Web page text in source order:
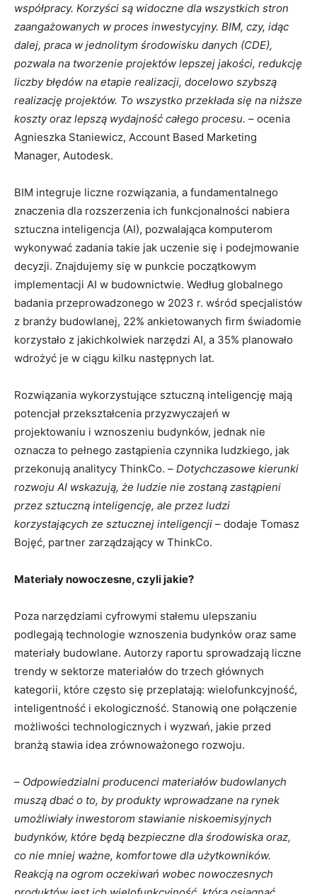
współpracy. Korzyści są widoczne dla wszystkich stron
zaangażowanych w proces inwestycyjny. BIM, czy, idąc
dalej, praca w jednolitym środowisku danych (CDE),
pozwala na tworzenie projektów lepszej jakości, redukcję
liczby błędów na etapie realizacji, docelowo szybszą
realizację projektów. To wszystko przekłada się na niższe
koszty oraz lepszą wydajność całego procesu. – ocenia
Agnieszka Staniewicz, Account Based Marketing
Manager, Autodesk.
BIM integruje liczne rozwiązania, a fundamentalnego
znaczenia dla rozszerzenia ich funkcjonalności nabiera
sztuczna inteligencja (AI), pozwalająca komputerom
wykonywać zadania takie jak uczenie się i podejmowanie
decyzji. Znajdujemy się w punkcie początkowym
implementacji AI w budownictwie. Według globalnego
badania przeprowadzonego w 2023 r. wśród specjalistów
z branży budowlanej, 22% ankietowanych firm świadomie
korzystało z jakichkolwiek narzędzi AI, a 35% planowało
wdrożyć je w ciągu kilku następnych lat.
Rozwiązania wykorzystujące sztuczną inteligencję mają
potencjał przekształcenia przyzwyczajeń w
projektowaniu i wznoszeniu budynków, jednak nie
oznacza to pełnego zastąpienia czynnika ludzkiego, jak
przekonują analitycy ThinkCo. – Dotychczasowe kierunki
rozwoju AI wskazują, że ludzie nie zostaną zastąpieni
przez sztuczną inteligencję, ale przez ludzi
korzystających ze sztucznej inteligencji – dodaje Tomasz
Bojęć, partner zarządzający w ThinkCo.
Materiały nowoczesne, czyli jakie?
Poza narzędziami cyfrowymi stałemu ulepszaniu
podlegają technologie wznoszenia budynków oraz same
materiały budowlane. Autorzy raportu sprowadzają liczne
trendy w sektorze materiałów do trzech głównych
kategorii, które często się przeplatają: wielofunkcyjność,
inteligentność i ekologiczność. Stanowią one połączenie
możliwości technologicznych i wyzwań, jakie przed
branżą stawia idea zrównoważonego rozwoju.
– Odpowiedzialni producenci materiałów budowlanych
muszą dbać o to, by produkty wprowadzane na rynek
umożliwiały inwestorom stawianie niskoemisyjnych
budynków, które będą bezpieczne dla środowiska oraz,
co nie mniej ważne, komfortowe dla użytkowników.
Reakcją na ogrom oczekiwań wobec nowoczesnych